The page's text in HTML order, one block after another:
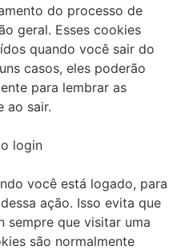
do processo de
geral. Esses cookies
quando você sair do
casos, eles poderão
para lembrar as
ao sair.
login
você está logado, para
ação. Isso evita que
sempre que visitar uma
são normalmente